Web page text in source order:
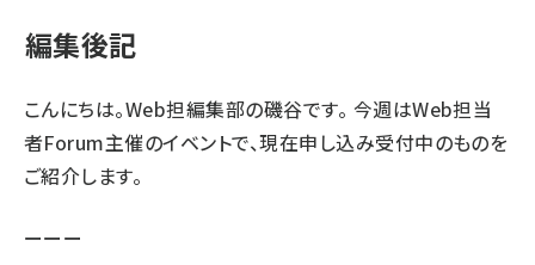
編集後記
こんにちは。Web担編集部の磯谷です。 今週はWeb担当
者Forum主催のイベントで、現在申し込み受付中のものを
ご紹介します。
ーーー